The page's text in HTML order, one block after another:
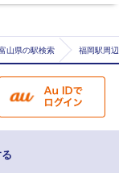
山県の駅検索 福岡駅周